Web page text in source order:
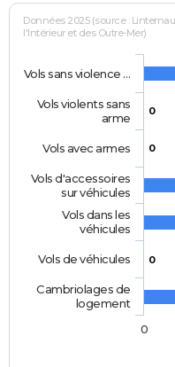
Données 2025 (source :
l'Intérieur et des Outre-Mer)
0
0
0
Vols sans violence …
Vols violents sans
arme
Vols avec armes
Vols d'accessoires
sur véhicules
Vols dans les
véhicules
Vols de véhicules
Cambriolages de
logement
0